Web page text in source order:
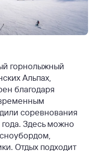
горнолыжный
Альпах,
благодаря
соревнования
Здесь можно
Отдых подходит